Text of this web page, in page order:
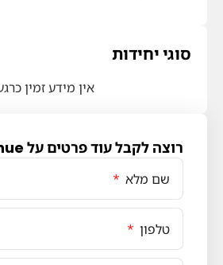
סוגי יחידות
אין מידע זמין
רוצה לקבל עוד פרטים על Grand Avenue?
שם מלא
טלפון